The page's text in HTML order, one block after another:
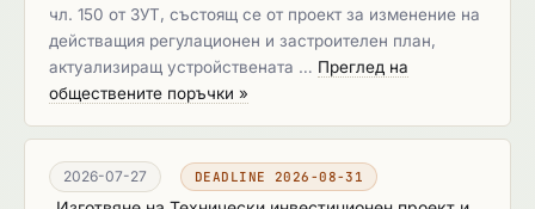
чл. 150 от ЗУТ, състоящ се от проект за изменение на
действащия регулационен и застроителен план,
актуализиращ устройствената … Преглед на
обществените поръчки »
2026-07-27 DEADLINE 2026-08-31